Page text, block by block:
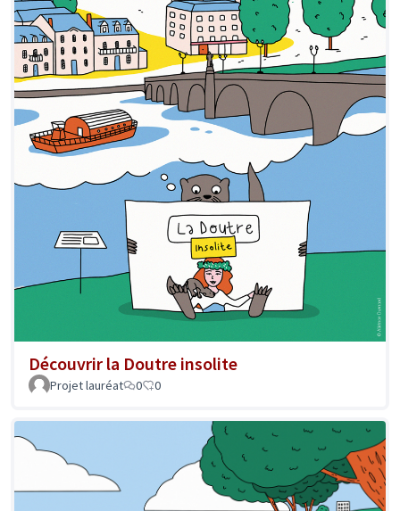
Découvrir la Doutre insolite
Projet lauréat 0 0